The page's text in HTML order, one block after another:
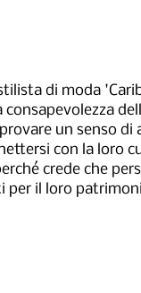
di moda
consapevolezza
un senso
con la loro
crede che
per il loro